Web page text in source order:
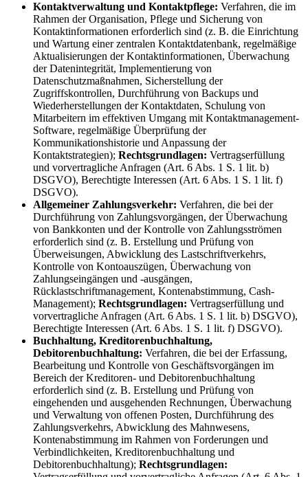
Kontaktverwaltung und Kontaktpflege: Verfahren, die im
Rahmen der Organisation, Pflege und Sicherung von
Kontaktinformationen erforderlich sind (z. B. die Einrichtung
und Wartung einer zentralen Kontaktdatenbank, regelmäßige
Aktualisierungen der Kontaktinformationen, Überwachung
der Datenintegrität, Implementierung von
Datenschutzmaßnahmen, Sicherstellung der
Zugriffskontrollen, Durchführung von Backups und
Wiederherstellungen der Kontaktdaten, Schulung von
Mitarbeitern im effektiven Umgang mit Kontaktmanagement-
Software, regelmäßige Überprüfung der
Kommunikationshistorie und Anpassung der
Kontaktstrategien); Rechtsgrundlagen: Vertragserfüllung
und vorvertragliche Anfragen (Art. 6 Abs. 1 S. 1 lit. b)
DSGVO), Berechtigte Interessen (Art. 6 Abs. 1 S. 1 lit. f)
DSGVO).
Allgemeiner Zahlungsverkehr: Verfahren, die bei der
Durchführung von Zahlungsvorgängen, der Überwachung
von Bankkonten und der Kontrolle von Zahlungsströmen
erforderlich sind (z. B. Erstellung und Prüfung von
Überweisungen, Abwicklung des Lastschriftverkehrs,
Kontrolle von Kontoauszügen, Überwachung von
Zahlungseingängen und -ausgängen,
Rücklastschriftmanagement, Kontenabstimmung, Cash-
Management); Rechtsgrundlagen: Vertragserfüllung und
vorvertragliche Anfragen (Art. 6 Abs. 1 S. 1 lit. b) DSGVO),
Berechtigte Interessen (Art. 6 Abs. 1 S. 1 lit. f) DSGVO).
Buchhaltung, Kreditorenbuchhaltung,
Debitorenbuchhaltung: Verfahren, die bei der Erfassung,
Bearbeitung und Kontrolle von Geschäftsvorgängen im
Bereich der Kreditoren- und Debitorenbuchhaltung
erforderlich sind (z. B. Erstellung und Prüfung von
eingehenden und ausgehenden Rechnungen, Überwachung
und Verwaltung von offenen Posten, Durchführung des
Zahlungsverkehrs, Abwicklung des Mahnwesens,
Kontenabstimmung im Rahmen von Forderungen und
Verbindlichkeiten, Kreditorenbuchhaltung und
Debitorenbuchhaltung); Rechtsgrundlagen: